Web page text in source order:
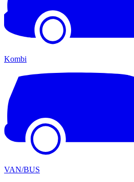
Kombi
VAN/BUS